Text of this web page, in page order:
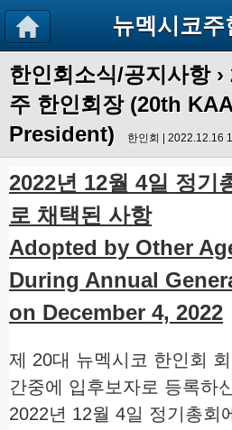
뉴멕시코주
한인회소식/공지사항›
주 한인회장 (20th
President)
한인회 | 2022.12.16
2022년 12월 4일 정기
로 채택된 사항
Adopted by Other
During Annual
on December 4, 2022
제 20대 뉴멕시코 한인회
간중에 입후보자로 등록하
2022년 12월 4일 정기총회